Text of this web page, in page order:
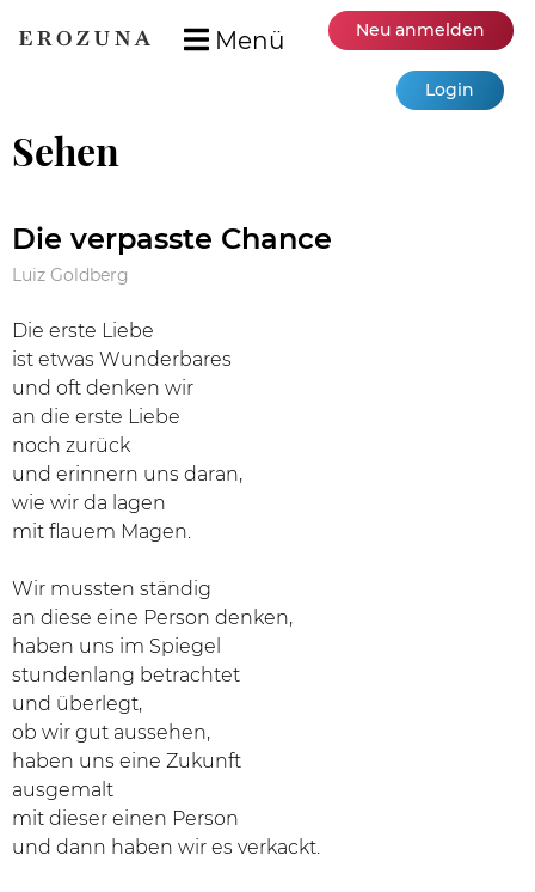
Menü Neu anmelden
Login
Sehen
Die verpasste Chance
Luiz Goldberg
Die erste Liebe
ist etwas Wunderbares
und oft denken wir
an die erste Liebe
noch zurück
und erinnern uns daran,
wie wir da lagen
mit flauem Magen.
Wir mussten ständig
an diese eine Person denken,
haben uns im Spiegel
stundenlang betrachtet
und überlegt,
ob wir gut aussehen,
haben uns eine Zukunft
ausgemalt
mit dieser einen Person
und dann haben wir es verkackt.